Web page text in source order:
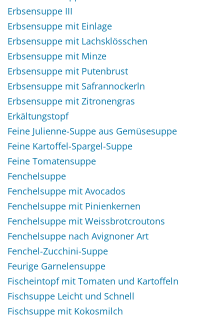
Erbsensuppe III
Erbsensuppe mit Einlage
Erbsensuppe mit Lachsklösschen
Erbsensuppe mit Minze
Erbsensuppe mit Putenbrust
Erbsensuppe mit Safrannockerln
Erbsensuppe mit Zitronengras
Erkältungstopf
Feine Julienne-Suppe aus Gemüsesuppe
Feine Kartoffel-Spargel-Suppe
Feine Tomatensuppe
Fenchelsuppe
Fenchelsuppe mit Avocados
Fenchelsuppe mit Pinienkernen
Fenchelsuppe mit Weissbrotcroutons
Fenchelsuppe nach Avignoner Art
Fenchel-Zucchini-Suppe
Feurige Garnelensuppe
Fischeintopf mit Tomaten und Kartoffeln
Fischsuppe Leicht und Schnell
Fischsuppe mit Kokosmilch